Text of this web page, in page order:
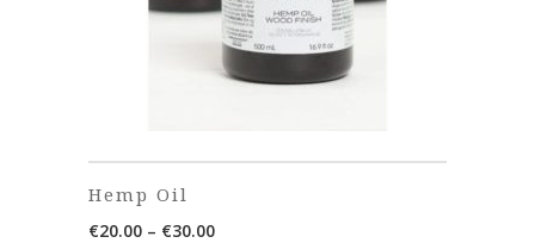
Hemp Oil
€20.00 – €30.00Price